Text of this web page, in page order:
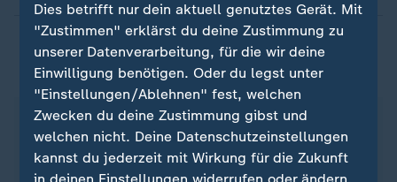
ZDFheute auf WhatsApp
Dies betrifft nur dein aktuell genutztes Gerät. Mit
"Zustimmen" erklärst du deine Zustimmung zu
unserer Datenverarbeitung, für die wir deine
Einwilligung benötigen. Oder du legst unter
"Einstellungen/Ablehnen" fest, welchen
Zwecken du deine Zustimmung gibst und
welchen nicht. Deine Datenschutzeinstellungen
kannst du jederzeit mit Wirkung für die Zukunft